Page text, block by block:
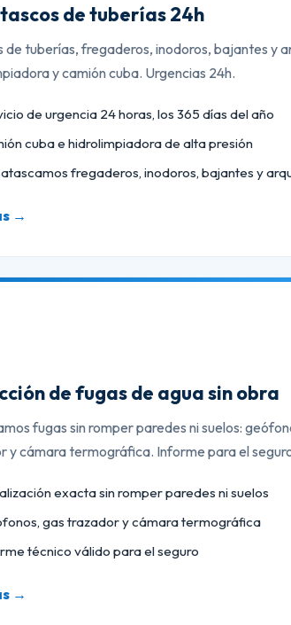
de tuberías 24h
de tuberías, fregaderos, inodoros, bajantes y
y camión cuba. Urgencias 24h.
de urgencia 24 horas, los 365 días del año
cuba e hidrolimpiadora de alta presión
fregaderos, inodoros, bajantes y
→
de fugas de agua sin obra
fugas sin romper paredes ni suelos:
y cámara termográfica. Informe para el
exacta sin romper paredes ni suelos
gas trazador y cámara termográfica
técnico válido para el seguro
→